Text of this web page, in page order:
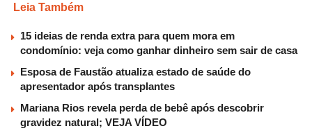
Leia Também
15 ideias de renda extra para quem mora em
condomínio: veja como ganhar dinheiro sem sair de casa
Esposa de Faustão atualiza estado de saúde do
apresentador após transplantes
Mariana Rios revela perda de bebê após descobrir
gravidez natural; VEJA VÍDEO